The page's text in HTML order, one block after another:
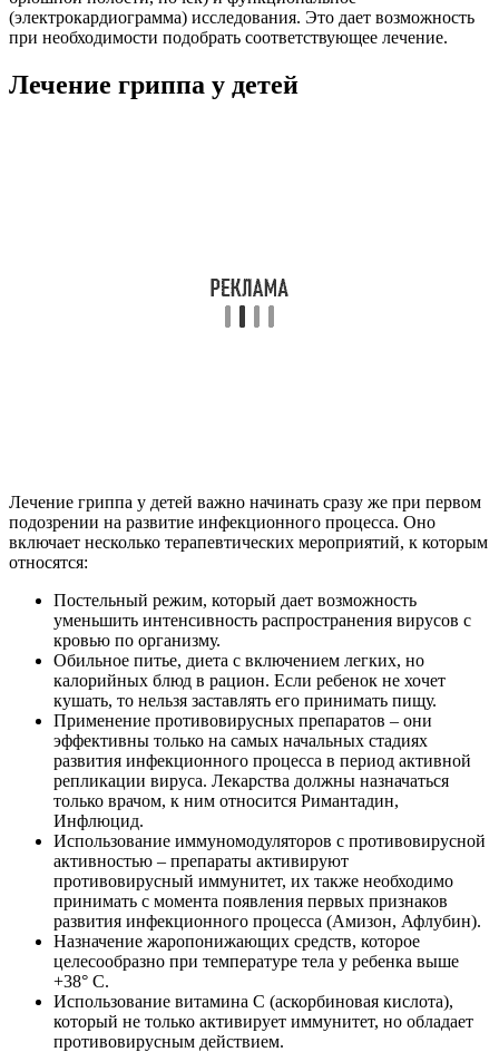
(электрокардиограмма) исследования. Это дает возможность
при необходимости подобрать соответствующее лечение.
Лечение гриппа у детей
Лечение гриппа у детей важно начинать сразу же при первом
подозрении на развитие инфекционного процесса. Оно
включает несколько терапевтических мероприятий, к которым
относятся:
Постельный режим, который дает возможность
уменьшить интенсивность распространения вирусов с
кровью по организму.
Обильное питье, диета с включением легких, но
калорийных блюд в рацион. Если ребенок не хочет
кушать, то нельзя заставлять его принимать пищу.
Применение противовирусных препаратов – они
эффективны только на самых начальных стадиях
развития инфекционного процесса в период активной
репликации вируса. Лекарства должны назначаться
только врачом, к ним относится Римантадин,
Инфлюцид.
Использование иммуномодуляторов с противовирусной
активностью – препараты активируют
противовирусный иммунитет, их также необходимо
принимать с момента появления первых признаков
развития инфекционного процесса (Амизон, Афлубин).
Назначение жаропонижающих средств, которое
целесообразно при температуре тела у ребенка выше
+38° С.
Использование витамина С (аскорбиновая кислота),
который не только активирует иммунитет, но обладает
противовирусным действием.